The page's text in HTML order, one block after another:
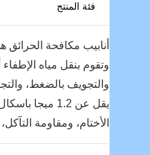
فئة المنتج
أنابيب مكافحة
وتقوم بنقل مياه
والتجويف بالضغط،
يقل عن 1.2
الأختام، ومقاومة